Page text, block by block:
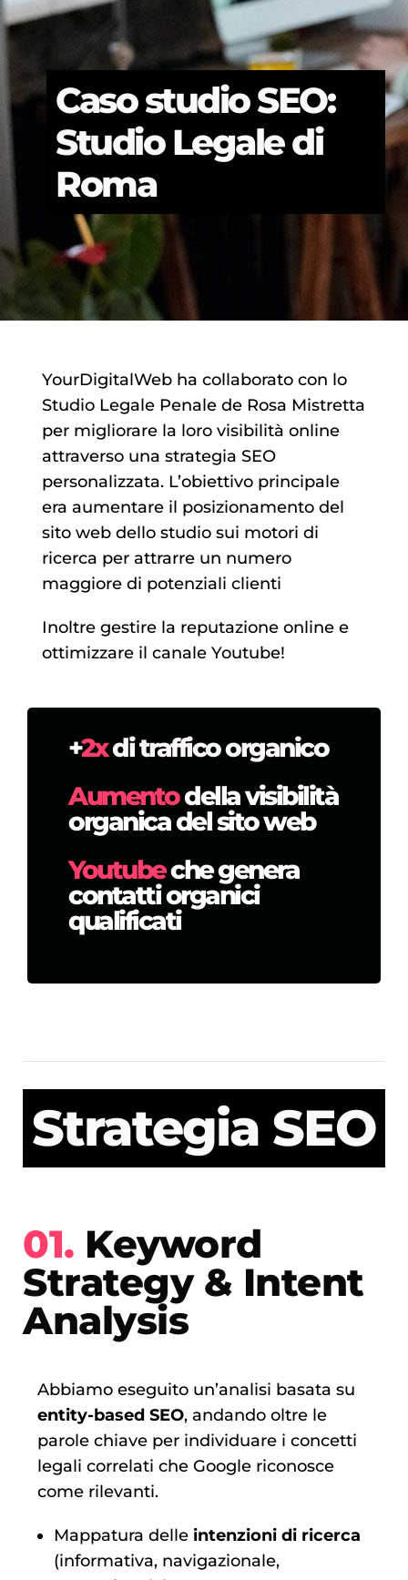
Caso studio SEO:
Studio Legale di
Roma
YourDigitalWeb ha collaborato con lo
Studio Legale Penale de Rosa Mistretta
per migliorare la loro visibilità online
attraverso una strategia SEO
personalizzata. L’obiettivo principale
era aumentare il posizionamento del
sito web dello studio sui motori di
ricerca per attrarre un numero
maggiore di potenziali clienti
Inoltre gestire la reputazione online e
ottimizzare il canale Youtube!
+2xdi traffico organico
Aumentodella visibilità
organica del sito web
Youtubeche genera
contatti organici
qualificati
Strategia SEO
01. Keyword
Strategy & Intent
Analysis
Abbiamo eseguito un’analisi basata su
entity-based SEO, andando oltre le
parole chiave per individuare i concetti
legali correlati che Google riconosce
come rilevanti.
Mappatura delle intenzioni di ricerca
(informativa, navigazionale,